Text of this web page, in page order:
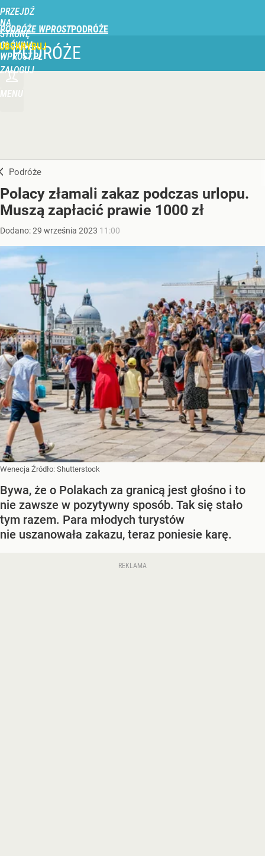
PRZEJDŹ
NA
STRONĘ
GŁÓWNĄ
WPROST.PL
PODRÓŻE WPROST
ZALOGUJ
MENU
PODRÓŻE
Podróże
Polacy złamali zakaz podczas urlopu.
Muszą zapłacić prawie 1000 zł
Dodano:29 września 2023 11:00
Wenecja Źródło: Shutterstock
Bywa, że o Polakach za granicą jest głośno i to
nie zawsze w pozytywny sposób. Tak się stało
tym razem. Para młodych turystów
nie uszanowała zakazu, teraz poniesie karę.